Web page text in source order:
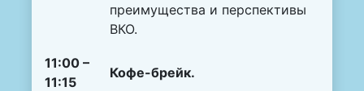
преимущества и перспективы
ВКО.
11:00 –
11:15
Кофе-брейк.